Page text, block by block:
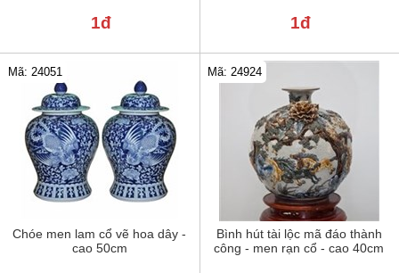
1đ 1đ
Chóe men lam cổ vẽ hoa dây -
cao 50cm
Mã: 24051
Bình hút tài lộc mã đáo thành
công - men rạn cổ - cao 40cm
Mã: 24924